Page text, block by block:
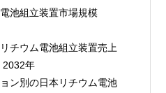
2032年